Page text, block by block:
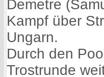
Demetre
Kampf über
Ungarn.
Durch den
Trostrunde